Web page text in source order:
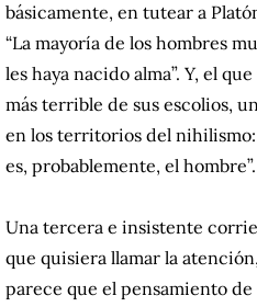
básicamente, en tutear a
“La mayoría de los hombres
les haya nacido alma”. Y, el
más terrible de sus escolios,
en los territorios del
es, probablemente, el hombre”.
Una tercera e insistente
que quisiera llamar la
parece que el pensamiento de